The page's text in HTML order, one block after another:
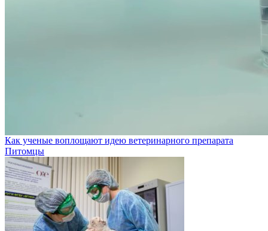
Как ученые воплощают идею ветеринарного препарата
Питомцы